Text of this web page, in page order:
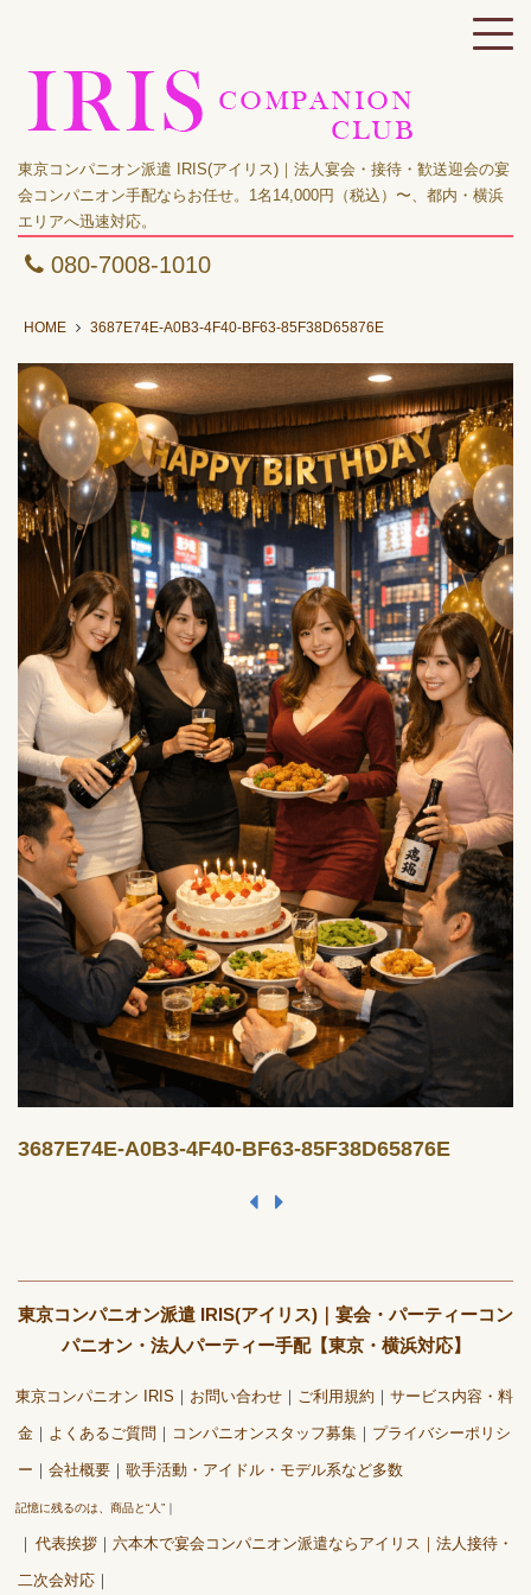
東京コンパニオン派遣 IRIS(アイリス)｜法人宴会・接待・歓送迎会の宴
会コンパニオン手配ならお任せ。1名14,000円（税込）〜、都内・横浜
エリアへ迅速対応。
080-7008-1010
HOME 3687E74E-A0B3-4F40-BF63-85F38D65876E
3687E74E-A0B3-4F40-BF63-85F38D65876E
東京コンパニオン派遣 IRIS(アイリス)｜宴会・パーティーコン
パニオン・法人パーティー手配【東京・横浜対応】
東京コンパニオン IRIS お問い合わせ ご利用規約 サービス内容・料
金 よくあるご質問 コンパニオンスタッフ募集 プライバシーポリシ
ー 会社概要 歌手活動・アイドル・モデル系など多数
記憶に残るのは、商品と“人”
代表挨拶 六本木で宴会コンパニオン派遣ならアイリス｜法人接待・
二次会対応